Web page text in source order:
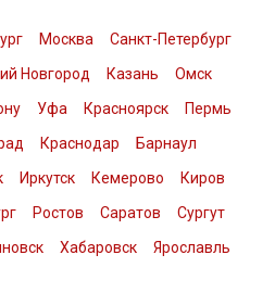
Москва
Санкт-Петербург
Новгород Казань
Омск
Уфа Красноярск
Пермь
Краснодар
Барнаул
Иркутск Кемерово
Киров
Ростов Саратов
Сургут
Хабаровск Ярославль